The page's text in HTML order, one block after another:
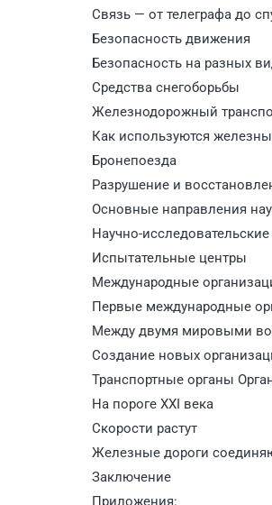
Связь — от телеграфа до
Безопасность движения
Безопасность на разных
Средства снегоборьбы
Железнодорожный
Как используются
Бронепоезда
Разрушение и
Основные направления
Научно-
Испытательные центры
Международные
Первые международные
Между двумя мировыми
Создание новых
Транспортные органы
На пороге XXI века
Скорости растут
Железные дороги
Заключение
Приложения: